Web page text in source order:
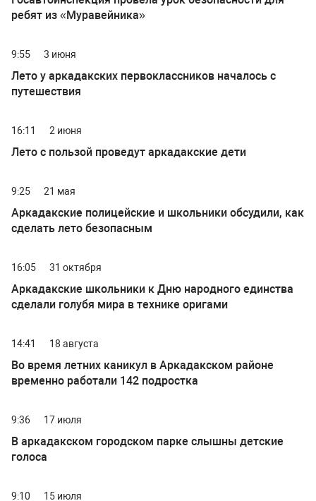
ребят из «Муравейника»
9:55 3 июня
Лето у аркадакских первоклассников началось с
путешествия
16:11 2 июня
Лето с пользой проведут аркадакские дети
9:25 21 мая
Аркадакские полицейские и школьники обсудили, как
сделать лето безопасным
16:05 31 октября
Аркадакские школьники к Дню народного единства
сделали голубя мира в технике оригами
14:41 18 августа
Во время летних каникул в Аркадакском районе
временно работали 142 подростка
9:36 17 июля
В аркадакском городском парке слышны детские
голоса
9:10 15 июля